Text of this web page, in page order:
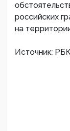
российских
на
Источник: РБК